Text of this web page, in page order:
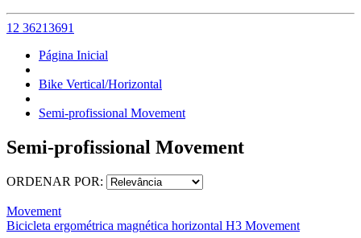
12 36213691
Página Inicial
Bike Vertical/Horizontal
Semi-profissional Movement
Semi-profissional Movement
ORDENAR POR:
Movement
Bicicleta ergométrica magnética horizontal H3 Movement